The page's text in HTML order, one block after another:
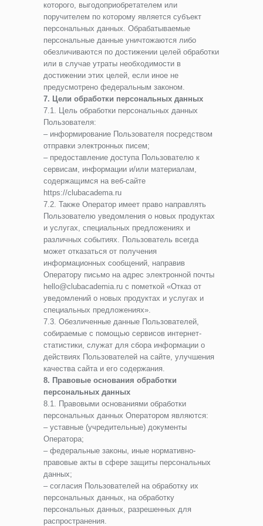
которого, выгодоприобретателем или
поручителем по которому является субъект
персональных данных. Обрабатываемые
персональные данные уничтожаются либо
обезличиваются по достижении целей обработки
или в случае утраты необходимости в
достижении этих целей, если иное не
предусмотрено федеральным законом.
7. Цели обработки персональных данных
7.1. Цель обработки персональных данных
Пользователя:
– информирование Пользователя посредством
отправки электронных писем;
– предоставление доступа Пользователю к
сервисам, информации и/или материалам,
содержащимся на веб-сайте
https://clubacadema.ru
7.2. Также Оператор имеет право направлять
Пользователю уведомления о новых продуктах
и услугах, специальных предложениях и
различных событиях. Пользователь всегда
может отказаться от получения
информационных сообщений, направив
Оператору письмо на адрес электронной почты
hello@clubacademia.ru с пометкой «Отказ от
уведомлений о новых продуктах и услугах и
специальных предложениях».
7.3. Обезличенные данные Пользователей,
собираемые с помощью сервисов интернет-
статистики, служат для сбора информации о
действиях Пользователей на сайте, улучшения
качества сайта и его содержания.
8. Правовые основания обработки
персональных данных
8.1. Правовыми основаниями обработки
персональных данных Оператором являются:
– уставные (учредительные) документы
Оператора;
– федеральные законы, иные нормативно-
правовые акты в сфере защиты персональных
данных;
– согласия Пользователей на обработку их
персональных данных, на обработку
персональных данных, разрешенных для
распространения.